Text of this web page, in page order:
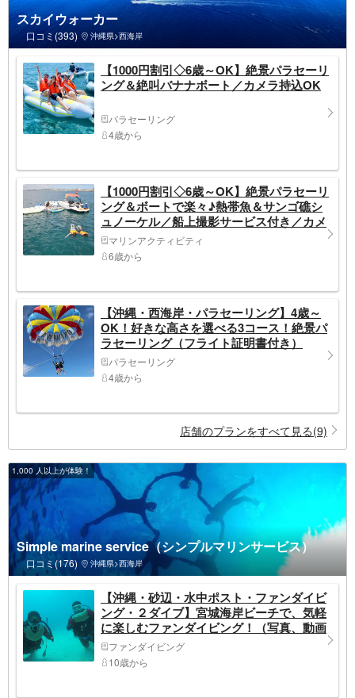
スカイウォーカー
口コミ(393) 沖縄県>西海岸
【1000円割引◇6歳～OK】絶景パラセーリ
ング＆絶叫バナナボート／カメラ持込OK
パラセーリング
4歳から
【1000円割引◇6歳～OK】絶景パラセーリ
ング＆ボートで楽々♪熱帯魚＆サンゴ礁シ
ュノーケル／船上撮影サービス付き／カメ
ラ持込OK♪
マリンアクティビティ
6歳から
【沖縄・西海岸・パラセーリング】4歳～
OK！好きな高さを選べる3コース！絶景パ
ラセーリング（フライト証明書付き）
パラセーリング
4歳から
店舗のプランをすべて見る(9)
1,000 人以上が体験！
Simple marine service（シンプルマリンサービス）
口コミ(176) 沖縄県>西海岸
【沖縄・砂辺・水中ポスト・ファンダイビ
ング・２ダイブ】宮城海岸ビーチで、気軽
に楽しむファンダイビング！（写真、動画
撮影付き）
ファンダイビング
10歳から